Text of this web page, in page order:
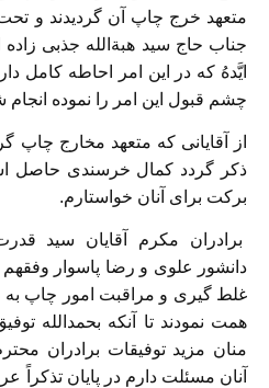
متعهد خرج چاپ آن گردیدند و
جناب حاج سید هبةالله جذبی‌ زاده
ایَّدهُ که در این امر احاطه کامل
چشم قبول این امر را نموده انجام
از آقایانی که متعهد مخارج چاپ
ذکر گردد کمال خرسندی حاصل
برکت برای آنان خواستارم.
برادران مکرم آقایان سید
دانشور علوی و رضا پاسوار وفقهم
غلط گیری و مراقبت امور چاپ
همت نمودند تا آنکه بحمدالله
منان مزید توفیقات برادران
آنان مسئلت دارم در پایان